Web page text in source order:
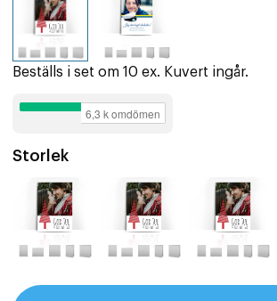
Beställs i set om 10 ex. Kuvert ingår.
Storlek